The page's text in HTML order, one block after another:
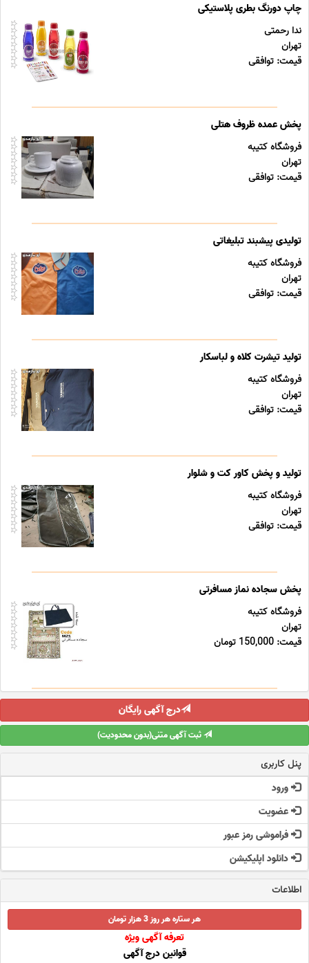
چاپ دورنگ بطری پلاستیکی
ندا رحمتی
تهران
قیمت: توافقی
پخش عمده ظروف هتلی
فروشگاه کتیبه
تهران
قیمت: توافقی
تولیدی پیشبند تبلیغاتی
فروشگاه کتیبه
تهران
قیمت: توافقی
تولید تیشرت کلاه و لباسکار
فروشگاه کتیبه
تهران
قیمت: توافقی
تولید و پخش کاور کت و شلوار
فروشگاه کتیبه
تهران
قیمت: توافقی
پخش سجاده نماز مسافرتی
فروشگاه کتیبه
تهران
قیمت: 150,000 تومان
درج آگهی رایگان
ثبت آگهی متنی(بدون محدودیت)
پنل کاربری
ورود
عضویت
فراموشی رمز عبور
دانلود اپلیکیشن
اطلاعات
هر ستاره هر روز 3 هزار تومان
تعرفه آگهی ویژه
قوانین درج آگهی